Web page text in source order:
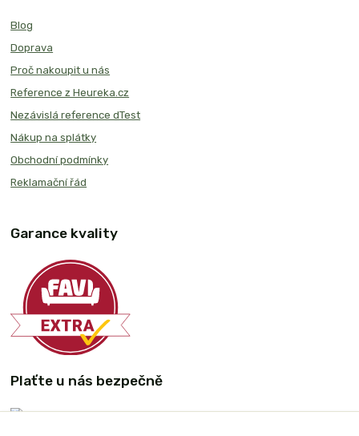
Blog
Doprava
Proč nakoupit u nás
Reference z Heureka.cz
Nezávislá reference dTest
Nákup na splátky
Obchodní podmínky
Reklamační řád
Garance kvality
Plaťte u nás bezpečně